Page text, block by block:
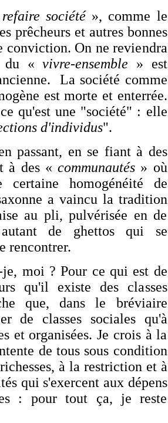
refaire société», comme le
prêcheurs et autres bonnes
conviction. On ne reviendra
du «vivre-ensemble » est
La société comme
est morte et enterrée.
qu'est une "société" : elle
d'individus".
passant, en se fiant à des
à des « communautés » où
homogénéité de
a vaincu la tradition
au pli, pulvérisée en de
autant de ghettos qui se
rencontrer.
moi ? Pour ce qui est de
qu'il existe des classes
que, dans le bréviaire
de classes sociales qu'à
et organisées. Je crois à la
de tous sous condition
à la restriction et à
qui s'exercent aux dépens
: pour tout ça, je reste